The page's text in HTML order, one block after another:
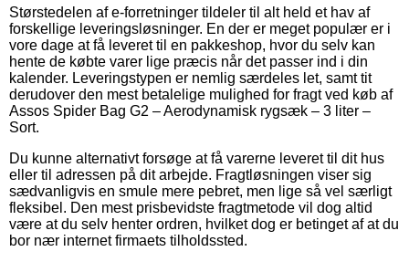
Størstedelen af e-forretninger tildeler til alt held et hav af
forskellige leveringsløsninger. En der er meget populær er i
vore dage at få leveret til en pakkeshop, hvor du selv kan
hente de købte varer lige præcis når det passer ind i din
kalender. Leveringstypen er nemlig særdeles let, samt tit
derudover den mest betalelige mulighed for fragt ved køb af
Assos Spider Bag G2 – Aerodynamisk rygsæk – 3 liter –
Sort.
Du kunne alternativt forsøge at få varerne leveret til dit hus
eller til adressen på dit arbejde. Fragtløsningen viser sig
sædvanligvis en smule mere pebret, men lige så vel særligt
fleksibel. Den mest prisbevidste fragtmetode vil dog altid
være at du selv henter ordren, hvilket dog er betinget af at du
bor nær internet firmaets tilholdssted.